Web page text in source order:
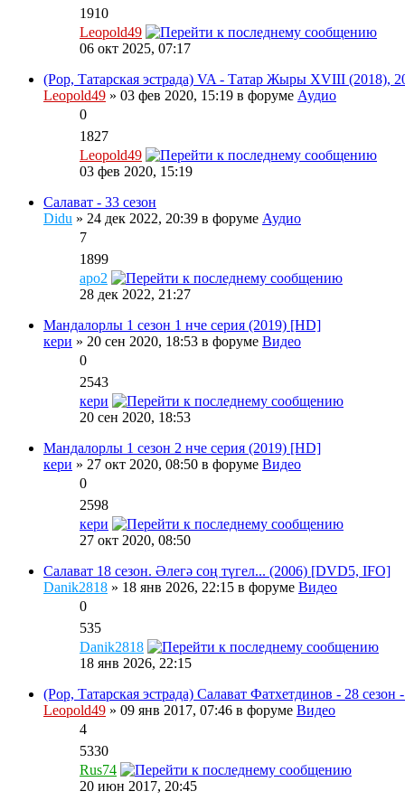
1910
Leopold49
06 окт 2025, 07:17
(Pop, Татарская эстрада) VA - Татар Жыры XVIII (2018),
Leopold49 » 03 фев 2020, 15:19 в форуме Аудио
0
1827
Leopold49
03 фев 2020, 15:19
Салават - 33 сезон
Didu » 24 дек 2022, 20:39 в форуме Аудио
7
1899
apo2
28 дек 2022, 21:27
Мандалорлы 1 сезон 1 нче серия (2019) [HD]
кери » 20 сен 2020, 18:53 в форуме Видео
0
2543
кери
20 сен 2020, 18:53
Мандалорлы 1 сезон 2 нче серия (2019) [HD]
кери » 27 окт 2020, 08:50 в форуме Видео
0
2598
кери
27 окт 2020, 08:50
Салават 18 сезон. Әлегә соң түгел... (2006) [DVD5, IFO]
Danik2818 » 18 янв 2026, 22:15 в форуме Видео
0
535
Danik2818
18 янв 2026, 22:15
(Pop, Татарская эстрада) Салават Фатхетдинов - 28
Leopold49 » 09 янв 2017, 07:46 в форуме Видео
4
5330
Rus74
20 июн 2017, 20:45